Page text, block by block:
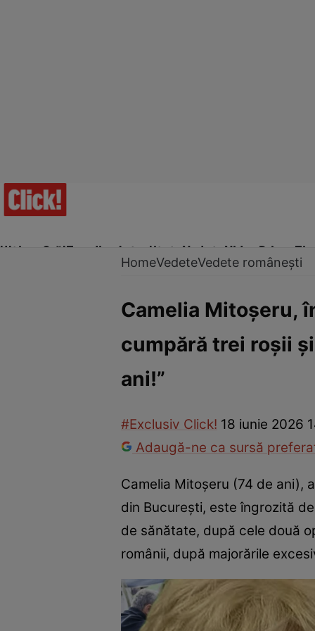
Ultima Oră!Trending Actualitate Vedete Video Prime
Vedete internaționaleVedete româneștiInterviurile
HomeVedeteVedete românești
Camelia Mitoșeru,
cumpără trei roșii
ani!”
#Exclusiv Click! 18 iunie 2026
Adaugă-ne ca sursă
Camelia Mitoșeru (74 de ani),
din București, este îngrozită
de sănătate, după cele două
românii, după majorările